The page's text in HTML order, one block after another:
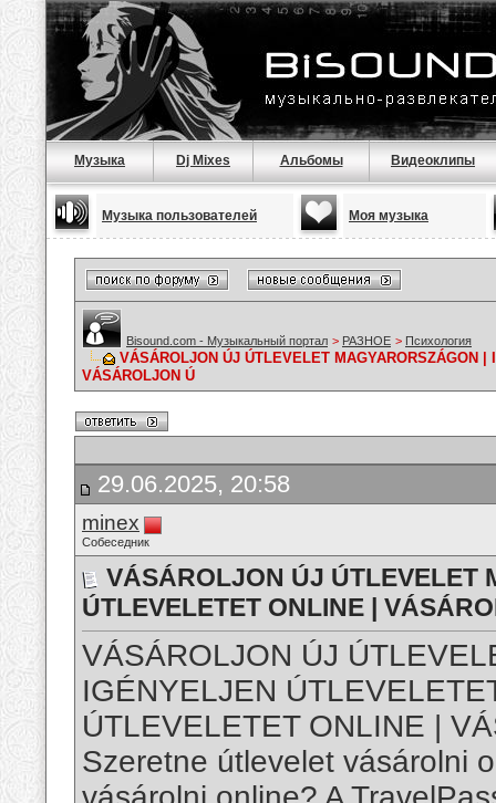
Музыка Dj Mixes Альбомы Видеоклипы
Музыка пользователей Моя музыка
Bisound.com - Музыкальный портал > РАЗНОЕ > Психология
VÁSÁROLJON ÚJ ÚTLEVELET MAGYARORSZÁGON
VÁSÁROLJON Ú
29.06.2025, 20:58
minex
Собеседник
VÁSÁROLJON ÚJ ÚTLEVELET
ÚTLEVELETET ONLINE |
VÁSÁROLJON ÚJ
IGÉNYELJEN
ÚTLEVELETET ONLINE |
Szeretne útlevelet vásárolni